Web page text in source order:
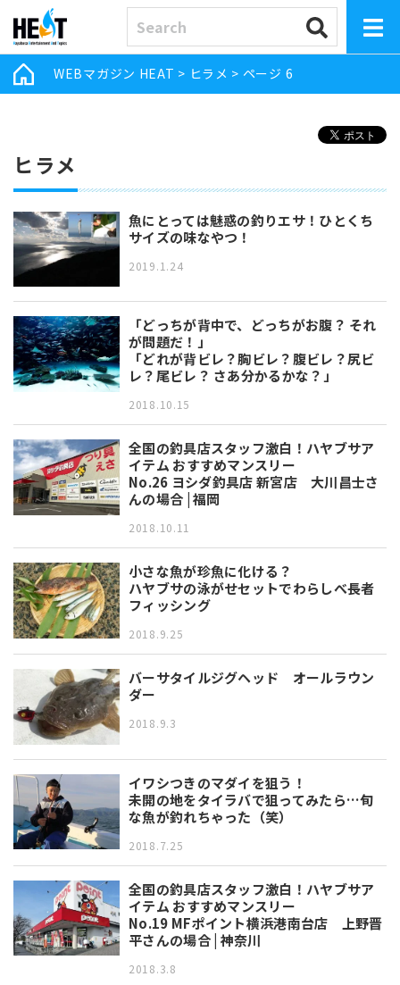
WEBマガジン HEAT > ヒラメ > ページ 6
ヒラメ
魚にとっては魅惑の釣りエサ！ひとくち
サイズの味なやつ！
2019.1.24
「どっちが背中で、どっちがお腹？ それ
が問題だ！」
「どれが背ビレ？胸ビレ？腹ビレ？尻ビ
レ？尾ビレ？ さあ分かるかな？」
2018.10.15
全国の釣具店スタッフ激白！ハヤブサア
イテム おすすめマンスリー
No.26 ヨシダ釣具店 新宮店 大川昌士さ
んの場合 | 福岡
2018.10.11
小さな魚が珍魚に化ける？
ハヤブサの泳がせセットでわらしべ長者
フィッシング
2018.9.25
バーサタイルジグヘッド オールラウン
ダー
2018.9.3
イワシつきのマダイを狙う！
未開の地をタイラバで狙ってみたら…旬
な魚が釣れちゃった（笑）
2018.7.25
全国の釣具店スタッフ激白！ハヤブサア
イテム おすすめマンスリー
No.19 MFポイント横浜港南台店 上野晋
平さんの場合 | 神奈川
2018.3.8